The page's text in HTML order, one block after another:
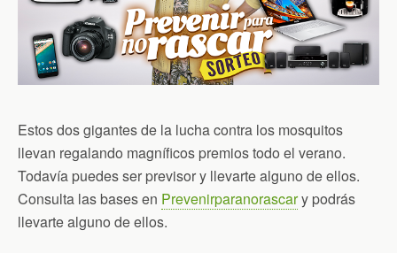
Estos dos gigantes de la lucha contra los mosquitos
llevan regalando magníficos premios todo el verano.
Todavía puedes ser previsor y llevarte alguno de ellos.
Consulta las bases en Prevenirparanorascary podrás
llevarte alguno de ellos.